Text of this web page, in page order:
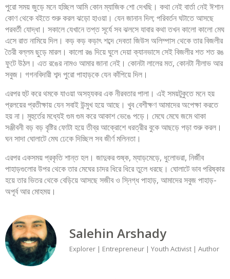
পুরো সময় জুড়ে মনে হচ্ছিল আমি কোন ম্যাজিক শো দেখছি। কথা নেই বার্তা নেই ঈশান
কোণ থেকে বইতে শুরু করল ঝড়ো হাওয়া। যেন জানান দিল; পরিবর্তন ঘটাতে আসছে
পরবর্তী যোদ্ধা। সকালে যেখানে তপ্ত সূর্যে সব ঝলসে যাবার কথা তখন কালো কালো মেঘ
এসে রাত নামিয়ে দিল। কড় কড় কড়াৎ শব্দে দেবতা জিউস অলিম্পাস থেকে তার বিজলীর
তৈরী বল্লম ছুড়ে মারল। কালো রঙ দিয়ে ঘুলে দেয়া ক্যানভাসে সেই বিজলীর শত শত রঙ
ফুটে উঠল। এত রঙের নামও আমার জানা নেই। কোনটা লালের মত, কোনটা নীলাভ আর
সবুজ। গগনবিদারী শব্দ পুরো পাহাড়কে যেন কাঁপিয়ে দিল।
এরপর হুট করে থমকে যাওয়া অসহ্যকর এক নীরবতার পালা। এই সময়টুকুতে মনে হয়
প্রলয়ের প্রতীক্ষায় যেন সবাই উন্মুখ হয়ে আছে। খুব বেশীক্ষণ আমাদের অপেক্ষা করতে
হয় না। মুহুর্তের মধ্যেই গুম গুম করে আকাশ ভেঙে পড়ে। মেঘে মেঘে জমে থাকা
সঞ্জীবনী বড় বড় বৃষ্টির ফোটা হয়ে তীব্র আক্রোশে ধরত্রীর বুকে আছড়ে পড়া শুরু করল।
ঘন সাদা ঘোলাটে মেঘ ঢেকে দিচ্ছিল সব জীর্ণ মলিনতা।
এরপর একসময় প্রকৃতি শান্ত হল। জাদুকর শুষ্ক, ম্যাড়মেড়ে, ধুলোভরা, নির্জীব
পাহাড়গুলোর উপর থেকে তার মেঘের চাদর ধিরে ধিরে তুলে ধরছে। ঘোলাটে ভাব পরিষ্কার
হয়ে তার ভিতর থেকে বেড়িয়ে আসছে সজীব ও স্নিগ্ধ পাহাড়, আমাদের সবুজ পাহাড়-
অপূর্ব আর মোহময়।
Salehin Arshady
Explorer | Entrepreneur | Youth Activist | Author